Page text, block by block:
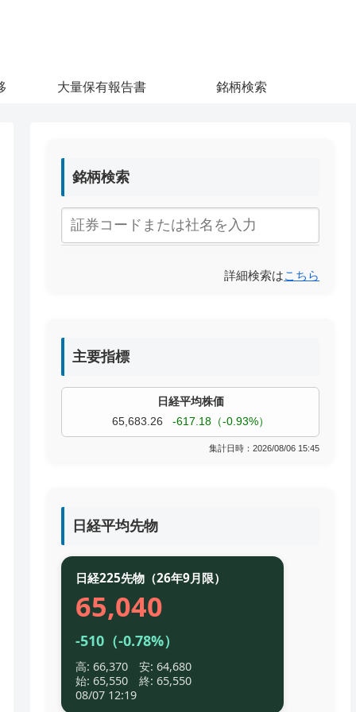
大量保有報告書 銘柄検索
銘柄検索
詳細検索はこちら
主要指標
TOPIX
4,055.85
+9.68（+0.24%）
集計日時：2026/08/06 15:45
日経平均先物
日経225先物（26年9月限）
65,040
-510（-0.78%）
高: 66,370 安: 64,680
始: 65,550 終: 65,550
08/07 12:19